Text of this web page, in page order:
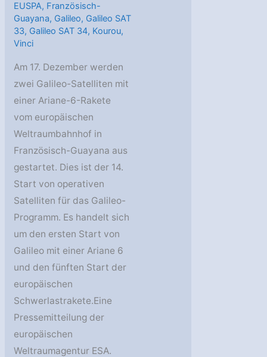
EUSPA, Französisch-
Guayana, Galileo, Galileo SAT
33, Galileo SAT 34, Kourou,
Vinci
Am 17. Dezember werden
zwei Galileo-Satelliten mit
einer Ariane-6-Rakete
vom europäischen
Weltraumbahnhof in
Französisch-Guayana aus
gestartet. Dies ist der 14.
Start von operativen
Satelliten für das Galileo-
Programm. Es handelt sich
um den ersten Start von
Galileo mit einer Ariane 6
und den fünften Start der
europäischen
Schwerlastrakete.Eine
Pressemitteilung der
europäischen
Weltraumagentur ESA.